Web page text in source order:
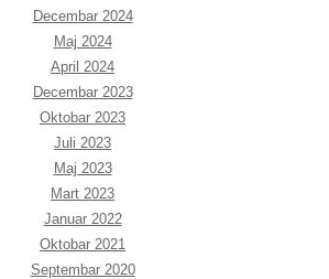
Decembar 2024
Maj 2024
April 2024
Decembar 2023
Oktobar 2023
Juli 2023
Maj 2023
Mart 2023
Januar 2022
Oktobar 2021
Septembar 2020